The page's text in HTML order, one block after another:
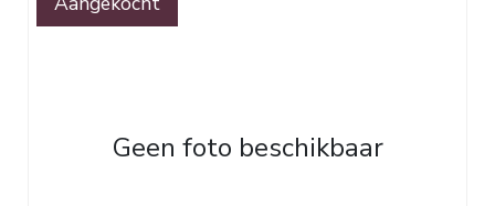
Geen foto beschikbaar